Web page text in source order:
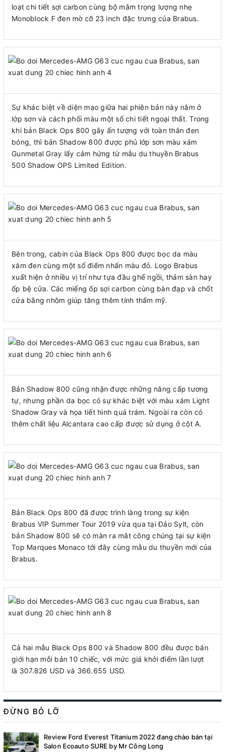
loạt chi tiết sợi carbon cùng bộ mâm trọng lượng nhẹ
Monoblock F đen mờ cỡ 23 inch đặc trưng của Brabus.
Sự khác biệt về diện mạo giữa hai phiên bản này nằm ở
lớp sơn và cách phối màu một số chi tiết ngoại thất. Trong
khi bản Black Ops 800 gây ấn tượng với toàn thân đen
bóng, thì bản Shadow 800 được phủ lớp sơn màu xám
Gunmetal Gray lấy cảm hứng từ mẫu du thuyền Brabus
500 Shadow OPS Limited Edition.
Bên trong, cabin của Black Ops 800 được bọc da màu
xám đen cùng một số điểm nhấn màu đỏ. Logo Brabus
xuất hiện ở nhiều vị trí như tựa đầu ghế ngồi, thảm sàn hay
ốp bệ cửa. Các miếng ốp sợi carbon cùng bàn đạp và chốt
cửa bằng nhôm giúp tăng thêm tính thẩm mỹ.
Bản Shadow 800 cũng nhận được những nâng cấp tương
tự, nhưng phần da bọc có sự khác biệt với màu xám Light
Shadow Gray và họa tiết hình quả trám. Ngoài ra còn có
thêm chất liệu Alcantara cao cấp được sử dụng ở cột A.
Bản Black Ops 800 đã được trình làng trong sự kiện
Brabus VIP Summer Tour 2019 vừa qua tại Đảo Sylt, còn
bản Shadow 800 sẽ có màn ra mắt công chúng tại sự kiện
Top Marques Monaco tới đây cùng mẫu du thuyền mới của
Brabus.
Cả hai mẫu Black Ops 800 và Shadow 800 đều được bán
giới hạn mỗi bản 10 chiếc, với mức giá khởi điểm lần lượt
là 307.826 USD và 366.655 USD.
ĐỪNG BỎ LỠ
Review Ford Everest Titanium 2022 đang chào bán tại
Salon Ecoauto SURE by Mr Công Long